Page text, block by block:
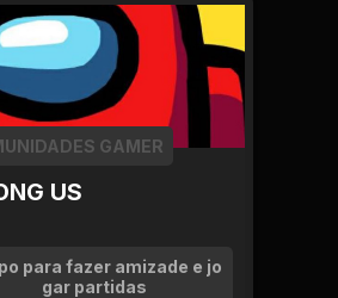
US
GAMER
para fazer amizade e jo
gar partidas